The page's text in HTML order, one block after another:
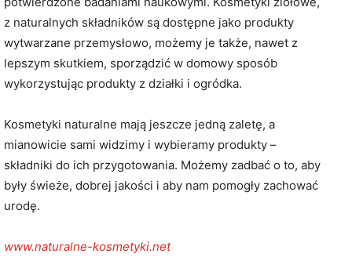
z naturalnych składników są dostępne jako produkty
wytwarzane przemysłowo, możemy je także, nawet z
lepszym skutkiem, sporządzić w domowy sposób
wykorzystując produkty z działki i ogródka.
Kosmetyki naturalne mają jeszcze jedną zaletę, a
mianowicie sami widzimy i wybieramy produkty –
składniki do ich przygotowania. Możemy zadbać o to, aby
były świeże, dobrej jakości i aby nam pomogły zachować
urodę.
www.naturalne-kosmetyki.net